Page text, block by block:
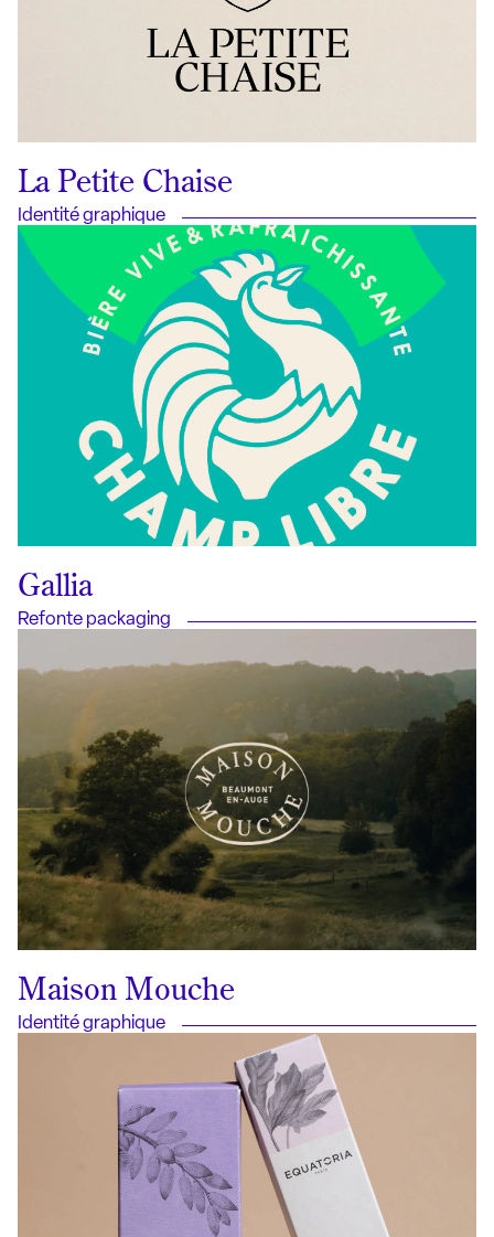
La Petite Chaise
Identité graphique
Gallia
Refonte packaging
Maison Mouche
Identité graphique